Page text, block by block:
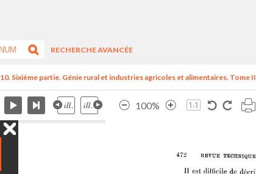
RECHERCHE AVANCÉE
10. Sixième partie. Génie rural et industries agricoles et alimentaires. Tome II
100%